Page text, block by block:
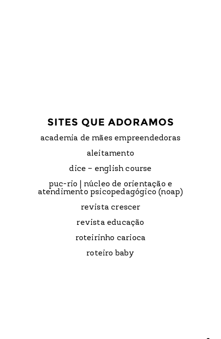
SITES QUE ADORAMOS
academia de mães empreendedoras
aleitamento
dice – english course
puc-rio | núcleo de orientação e
atendimento psicopedagógico (noap)
revista crescer
revista educação
roteirinho carioca
roteiro baby